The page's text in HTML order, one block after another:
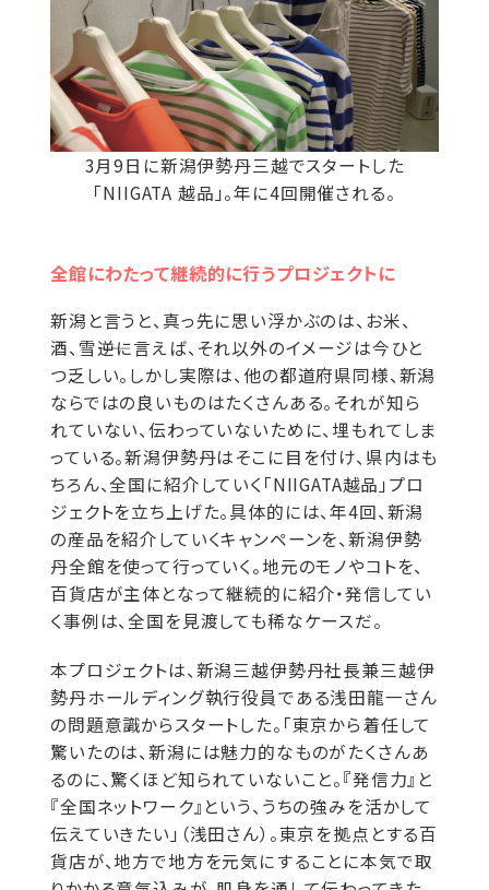
3月9日に新潟伊勢丹三越でスタートした
「NIIGATA 越品」。年に4回開催される。
全館にわたって継続的に行うプロジェクトに
新潟と言うと、真っ先に思い浮かぶのは、お米、
酒、雪――逆に言えば、それ以外のイメージは今ひと
つ乏しい。しかし実際は、他の都道府県同様、新潟
ならではの良いものはたくさんある。それが知ら
れていない、伝わっていないために、埋もれてしま
っている。新潟伊勢丹はそこに目を付け、県内はも
ちろん、全国に紹介していく「NIIGATA越品」プロ
ジェクトを立ち上げた。具体的には、年4回、新潟
の産品を紹介していくキャンペーンを、新潟伊勢
丹全館を使って行っていく。地元のモノやコトを、
百貨店が主体となって継続的に紹介・発信してい
く事例は、全国を見渡しても稀なケースだ。
本プロジェクトは、新潟三越伊勢丹社長兼三越伊
勢丹ホールディング執行役員である浅田龍一さん
の問題意識からスタートした。「東京から着任して
驚いたのは、新潟には魅力的なものがたくさんあ
るのに、驚くほど知られていないこと。『発信力』と
『全国ネットワーク』という、うちの強みを活かして
伝えていきたい」（浅田さん）。東京を拠点とする百
貨店が、地方で地方を元気にすることに本気で取